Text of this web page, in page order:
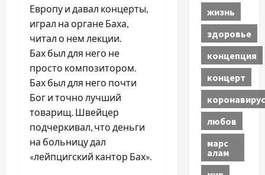
Европу и давал концерты,
играл на органе Баха,
читал о нем лекции.
Бах был для него не
просто композитором.
Бах был для него почти
Бог и точно лучший
товарищ. Швейцер
подчеркивал, что деньги
на больницу дал
«лейпцигский кантор Бах».
жизнь
здоровье
концепция
концерт
коронавирус
любов
марс
алам